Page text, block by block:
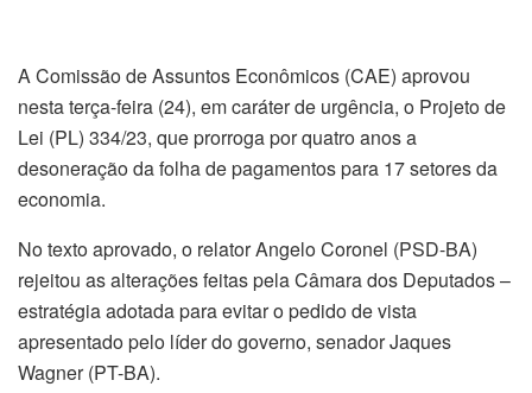
A Comissão de Assuntos Econômicos (CAE) aprovou
nesta terça-feira (24), em caráter de urgência, o Projeto de
Lei (PL) 334/23, que prorroga por quatro anos a
desoneração da folha de pagamentos para 17 setores da
economia.
No texto aprovado, o relator Angelo Coronel (PSD-BA)
rejeitou as alterações feitas pela Câmara dos Deputados –
estratégia adotada para evitar o pedido de vista
apresentado pelo líder do governo, senador Jaques
Wagner (PT-BA).